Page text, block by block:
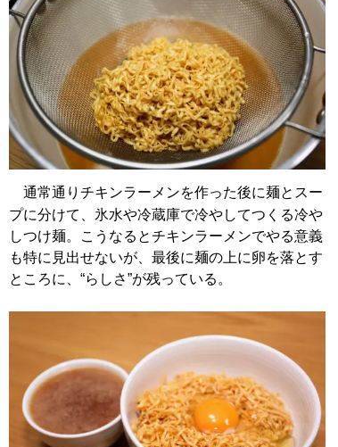
通常通りチキンラーメンを作った後に麺とスー
プに分けて、氷水や冷蔵庫で冷やしてつくる冷や
しつけ麺。こうなるとチキンラーメンでやる意義
も特に見出せないが、最後に麺の上に卵を落とす
ところに、“らしさ”が残っている。